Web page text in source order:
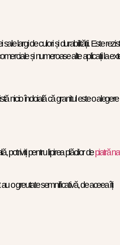
largi de culori și durabilității. Este
și numeroase alte aplicații la
nicio îndoială că granitul este o
potriviți pentru lipirea plăcilor depiatră
o greutate semnificativă, de aceea îți